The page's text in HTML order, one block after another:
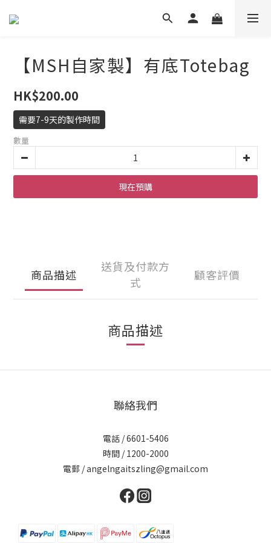
【MSH自家製】有底Totebag
HK$200.00
需要7-9天的製作時間
數量
現在預購
商品描述
送貨及付款方
式
顧客評價
商品描述
聯絡我們
電話 / 6601-5406
時間 / 1200-2000
電郵 / angelngaitszling@gmail.com